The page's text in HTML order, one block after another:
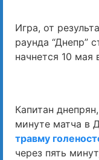
Игра, от
раунда “Днепр”
начнется 10 мая
Капитан
минуте матча в
травму
через пять